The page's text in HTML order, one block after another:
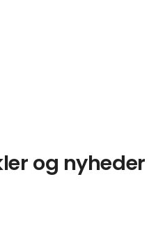
og nyheder